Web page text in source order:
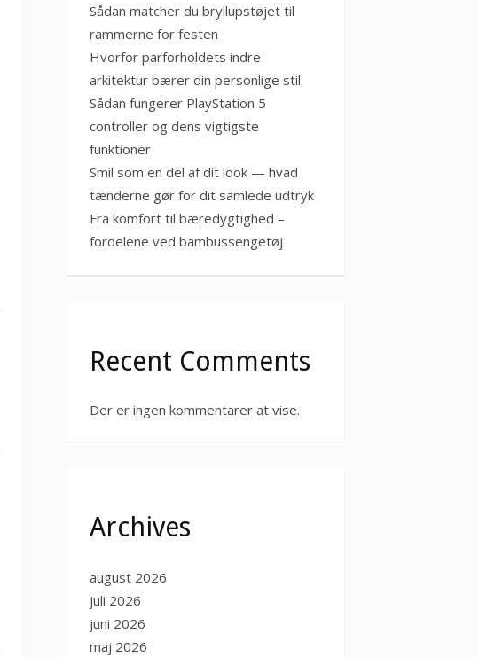
Sådan matcher du bryllupstøjet til
rammerne for festen
Hvorfor parforholdets indre
arkitektur bærer din personlige stil
Sådan fungerer PlayStation 5
controller og dens vigtigste
funktioner
Smil som en del af dit look — hvad
tænderne gør for dit samlede udtryk
Fra komfort til bæredygtighed –
fordelene ved bambussengetøj
Recent Comments
Der er ingen kommentarer at vise.
Archives
august 2026
juli 2026
juni 2026
maj 2026